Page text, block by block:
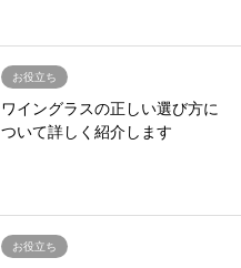
お役立ち
ワイングラスの正しい選び方に
ついて詳しく紹介します
お役立ち